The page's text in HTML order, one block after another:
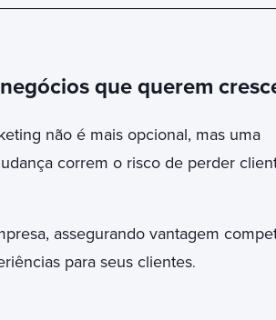
que querem
não é mais opcional, mas uma
correm o risco de perder
assegurando vantagem
para seus clientes.